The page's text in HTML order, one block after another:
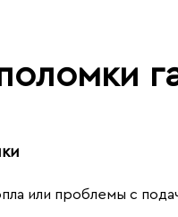
или проблемы с